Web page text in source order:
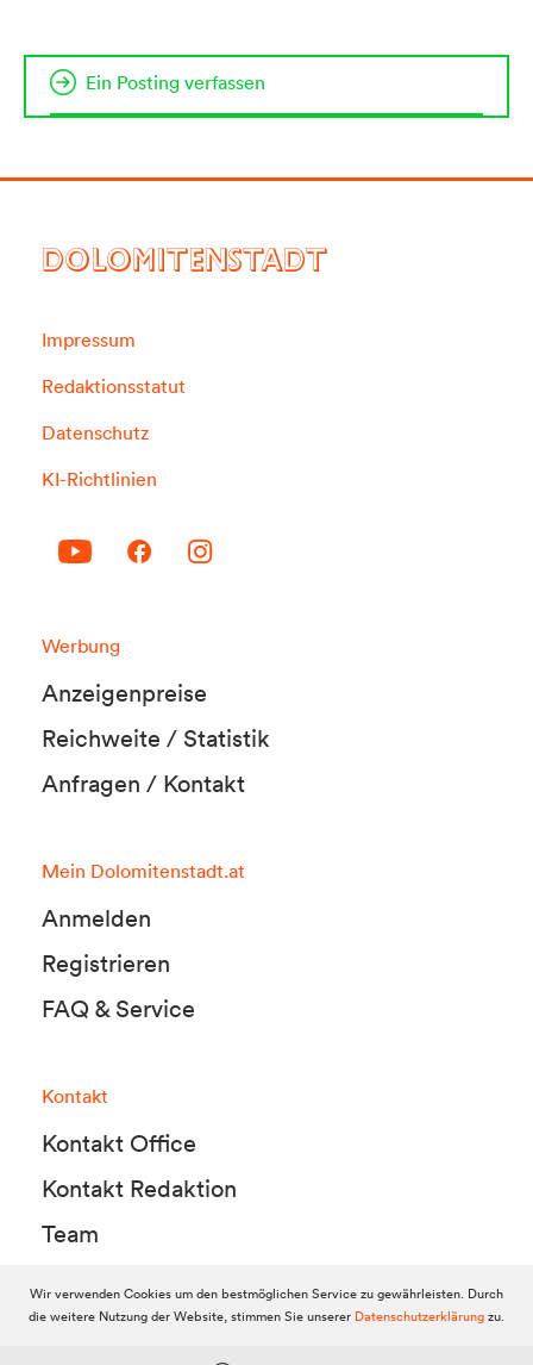
Ein Posting verfassen
DOLOMITENSTADT
Impressum
Redaktionsstatut
Datenschutz
KI-Richtlinien
Werbung
Anzeigenpreise
Reichweite / Statistik
Anfragen / Kontakt
Mein Dolomitenstadt.at
Anmelden
Registrieren
FAQ & Service
Kontakt
Kontakt Office
Kontakt Redaktion
Team
© 2010-2026 Dolomitenstadt.at
Wir verwenden Cookies um den bestmöglichen Service zu gewährleisten. Durch
die weitere Nutzung der Website, stimmen Sie unserer Datenschutzerklärungzu.